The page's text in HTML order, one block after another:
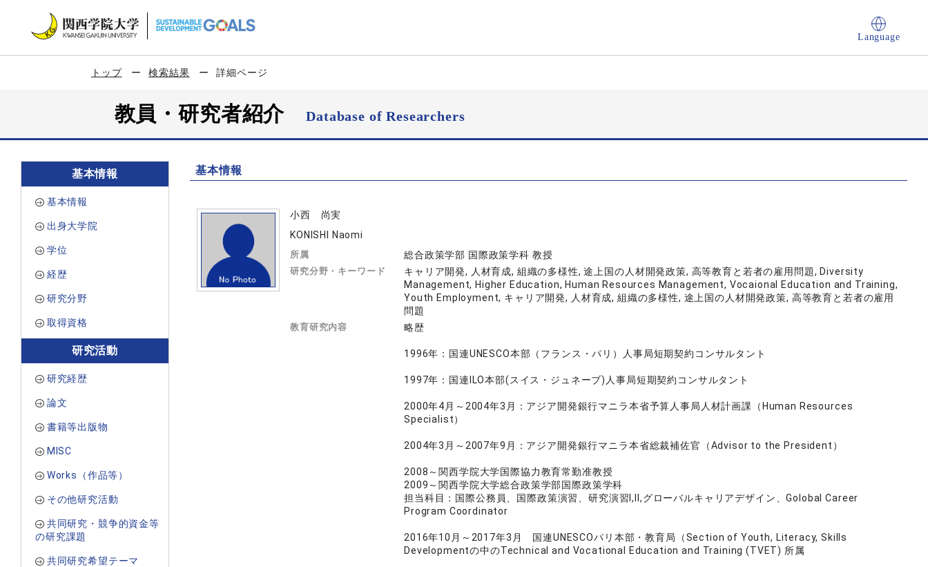
Language
トップ 検索結果 詳細ページ
教員・研究者紹介Database of Researchers
基本情報
基本情報
出身大学院
学位
経歴
研究分野
取得資格
研究活動
研究経歴
論文
書籍等出版物
MISC
Works（作品等）
その他研究活動
共同研究・競争的資金等
の研究課題
共同研究希望テーマ
基本情報
小西 尚実
KONISHI Naomi
所属 総合政策学部 国際政策学科 教授
研究分野・キーワード
キャリア開発, 人材育成, 組織の多様性, 途上国の人材開発政策, 高等教育と若者の雇用問題, Diversity
Management, Higher Education, Human Resources Management, Vocaional Education and Training,
Youth Employment, キャリア開発, 人材育成, 組織の多様性, 途上国の人材開発政策, 高等教育と若者の雇用
問題
教育研究内容 略歴
1996年：国連UNESCO本部（フランス・パリ）人事局短期契約コンサルタント
1997年：国連ILO本部(スイス・ジュネーブ)人事局短期契約コンサルタント
2000年4月～2004年3月：アジア開発銀行マニラ本省予算人事局人材計画課（Human Resources
Specialist）
2004年3月～2007年9月：アジア開発銀行マニラ本省総裁補佐官（Advisor to the President）
2008～関西学院大学国際協力教育常勤准教授
2009～関西学院大学総合政策学部国際政策学科
担当科目：国際公務員、国際政策演習、研究演習I,II,グローバルキャリアデザイン、Golobal Career
Program Coordinator
2016年10月～2017年3月 国連UNESCOパリ本部・教育局（Section of Youth, Literacy, Skills
Developmentの中のTechnical and Vocational Education and Training (TVET) 所属